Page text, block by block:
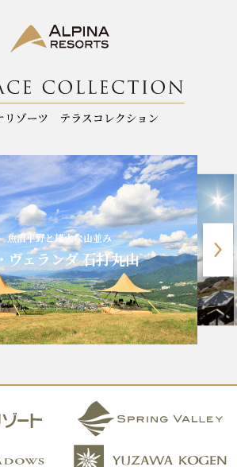
魚沼平野と雄大な山並み
ヴェランダ 石打丸山